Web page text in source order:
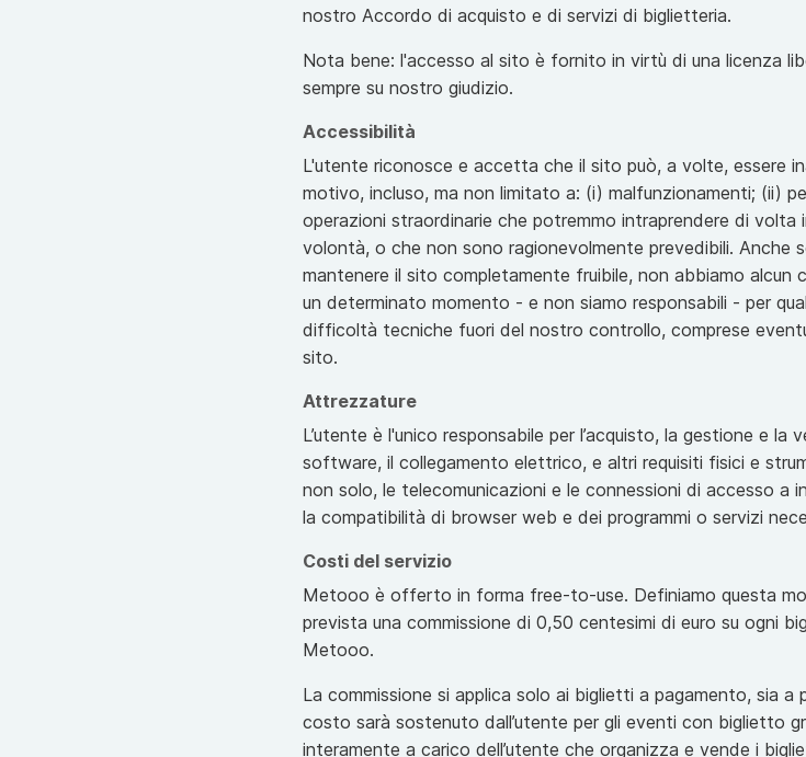
nostro Accordo di acquisto e di servizi di biglietteria.
Nota bene: l'accesso al sito è fornito in virtù di una licenza
sempre su nostro giudizio.
Accessibilità
L'utente riconosce e accetta che il sito può, a volte, essere
motivo, incluso, ma non limitato a: (i) malfunzionamenti; (ii)
operazioni straordinarie che potremmo intraprendere di
volontà, o che non sono ragionevolmente prevedibili. Anche
mantenere il sito completamente fruibile, non abbiamo alcun
un determinato momento - e non siamo responsabili - per
difficoltà tecniche fuori del nostro controllo, comprese
sito.
Attrezzature
L’utente è l'unico responsabile per l’acquisto, la gestione e
software, il collegamento elettrico, e altri requisiti fisici e
non solo, le telecomunicazioni e le connessioni di accesso a
la compatibilità di browser web e dei programmi o servizi
Costi del servizio
Metooo è offerto in forma free-to-use. Definiamo questa
prevista una commissione di 0,50 centesimi di euro su ogni
Metooo.
La commissione si applica solo ai biglietti a pagamento, sia
costo sarà sostenuto dall’utente per gli eventi con biglietto
interamente a carico dell’utente che organizza e vende i